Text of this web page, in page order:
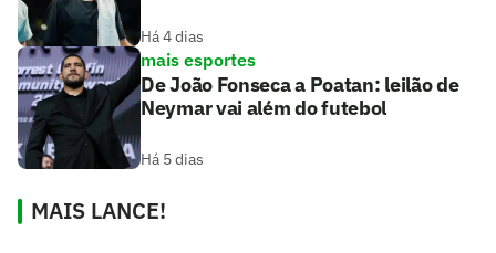
Há 4 dias
mais esportes
De João Fonseca a Poatan: leilão de
Neymar vai além do futebol
Há 5 dias
MAIS LANCE!